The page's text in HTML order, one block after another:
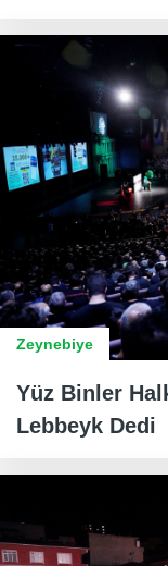
Zeynebiye
Yüz Binler
Lebbeyk Dedi